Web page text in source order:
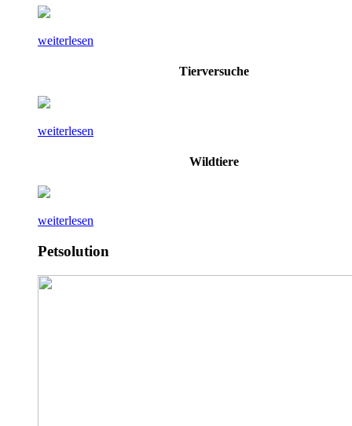
weiterlesen
Tierversuche
weiterlesen
Wildtiere
weiterlesen
Petsolution